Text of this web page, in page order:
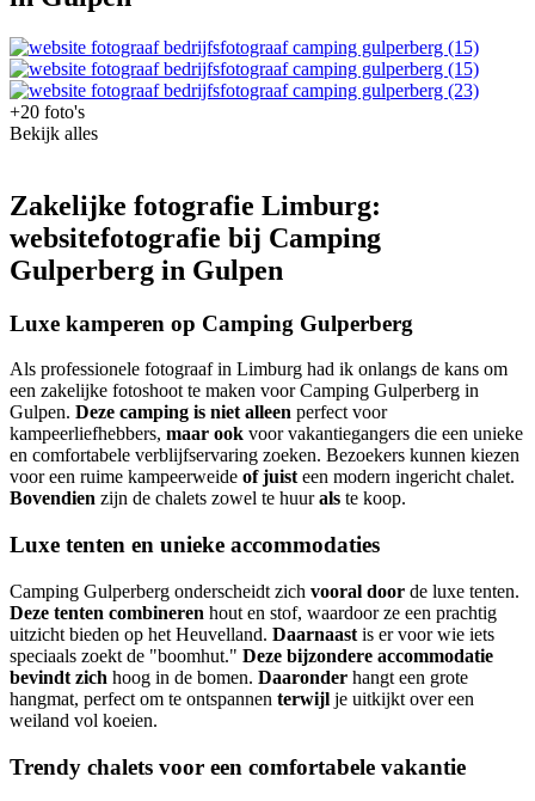
+20 foto's
Bekijk alles
Zakelijke fotografie Limburg:
websitefotografie bij Camping
Gulperberg in Gulpen
Luxe kamperen op Camping Gulperberg
Als professionele fotograaf in Limburg had ik onlangs de kans om
een zakelijke fotoshoot te maken voor Camping Gulperberg in
Gulpen. Deze camping is niet alleen perfect voor
kampeerliefhebbers, maar ook voor vakantiegangers die een unieke
en comfortabele verblijfservaring zoeken. Bezoekers kunnen kiezen
voor een ruime kampeerweide of juist een modern ingericht chalet.
Bovendien zijn de chalets zowel te huurals te koop.
Luxe tenten en unieke accommodaties
Camping Gulperberg onderscheidt zich vooral door de luxe tenten.
Deze tenten combineren hout en stof, waardoor ze een prachtig
uitzicht bieden op het Heuvelland. Daarnaast is er voor wie iets
speciaals zoekt de "boomhut." Deze bijzondere accommodatie
bevindt zich hoog in de bomen. Daaronder hangt een grote
hangmat, perfect om te ontspannen terwijl je uitkijkt over een
weiland vol koeien.
Trendy chalets voor een comfortabele vakantie